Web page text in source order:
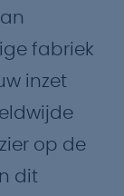
fabriek
inzet
op de
dit